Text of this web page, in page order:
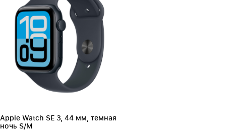
Apple Watch SE 3, 44 мм, тёмная
ночь S/M